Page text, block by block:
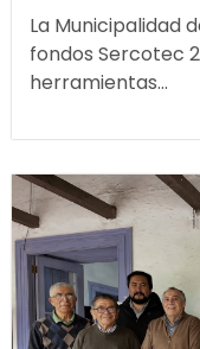
La Municipalidad
fondos Sercotec
herramientas...